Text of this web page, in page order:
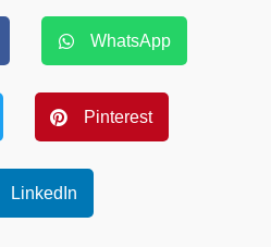
WhatsApp
Pinterest
LinkedIn